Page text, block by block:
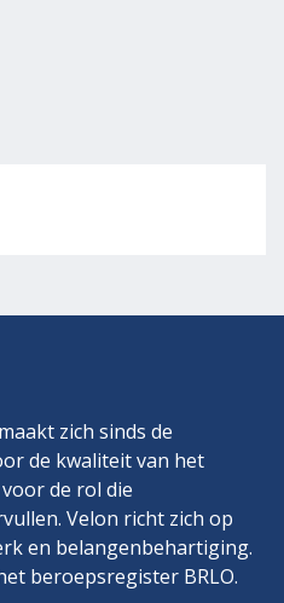
zich sinds de
de kwaliteit van het
de rol die
Velon richt zich op
en belangenbehartiging.
beroepsregister BRLO.